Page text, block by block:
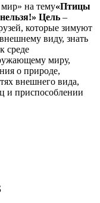
на тему«Птицы
Цель –
которые зимуют
виду, знать
среде
миру,
о природе,
внешнего вида,
и приспособлении